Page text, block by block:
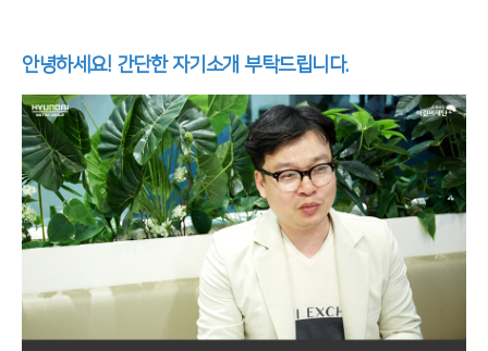
안녕하세요! 간단한 자기소개 부탁드립니다.